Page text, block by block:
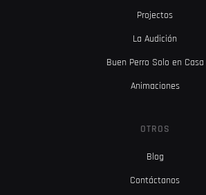
Projectos
La Audición
Buen Perro Solo en Casa
Animaciones
OTROS
Blog
Contáctanos